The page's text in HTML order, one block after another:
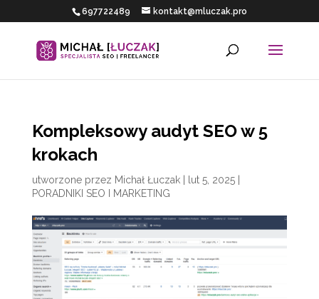
697722489 kontakt@mluczak.pro
Kompleksowy audyt SEO w 5
krokach
utworzone przez Michał Łuczak| lut 5, 2025|
PORADNIKI SEO I MARKETING